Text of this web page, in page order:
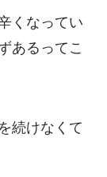
くなってい
あるってこ
続けなくて